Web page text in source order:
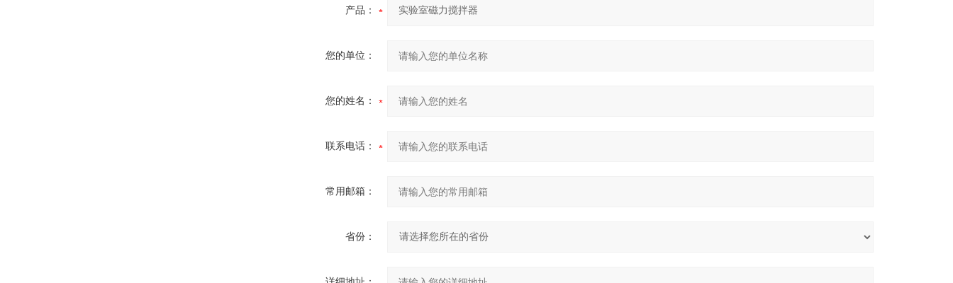
产品：
您的单位：
您的姓名：
联系电话：
常用邮箱：
省份：